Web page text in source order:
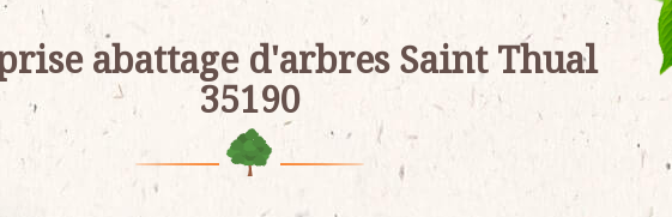
abattage d'arbres Saint Thual
35190